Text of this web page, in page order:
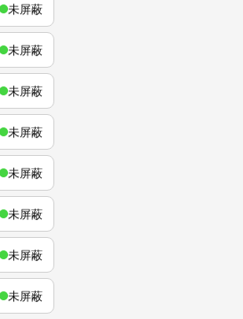
未屏蔽
未屏蔽
未屏蔽
未屏蔽
未屏蔽
未屏蔽
未屏蔽
未屏蔽